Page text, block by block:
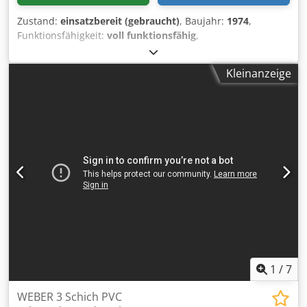
Hydraulikaggregat Medienverdrängung & Zykluszeitzähler
Zustand: einsatzbereit (gebraucht), Baujahr: 1974,
Funktionsfähigkeit: voll funktionsfähig,
Maschinen-/Fahrzeugnummer:
Kaltstauchanlage (umfasst 3 Maschinen) Eine Matrize
Zwei-Blatt-Kopf Max. Drahtabschneide-Durchmesser: 25
Kleinanzeige
1 /7
WEBER 3 Schich PVC